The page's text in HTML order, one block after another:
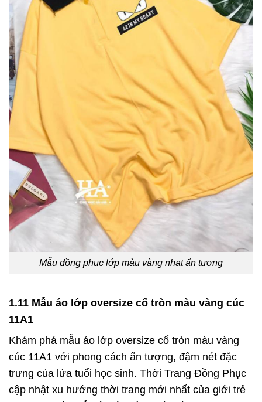
Mẫu đồng phục lớp màu vàng nhạt ấn tượng
1.11 Mẫu áo lớp oversize cổ tròn màu vàng cúc
11A1
Khám phá mẫu áo lớp oversize cổ tròn màu vàng
cúc 11A1 với phong cách ấn tượng, đậm nét đặc
trưng của lứa tuổi học sinh. Thời Trang Đồng Phục
cập nhật xu hướng thời trang mới nhất của giới trẻ